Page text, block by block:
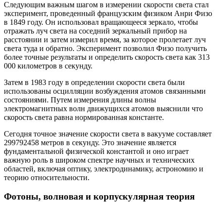
Следующим важным шагом в измерении скорости света стал
эксперимент, проведенный французским физиком Анри Физо
в 1849 году. Он использовал вращающееся зеркало, чтобы
отражать луч света на соседний зеркальный прибор на
расстоянии и затем измерил время, за которое пролетает луч
света туда и обратно. Эксперимент позволил Физо получить
более точные результаты и определить скорость света как 313
000 километров в секунду.
Затем в 1983 году в определении скорости света были
использованы осцилляции возбуждения атомов связанными
состояниями. Путем измерения длины волны
электромагнитных волн движущихся атомов выяснили что
скорость света равна нормированная константе.
Сегодня точное значение скорости света в вакууме составляет
299792458 метров в секунду. Это значение является
фундаментальной физической константой и оно играет
важную роль в широком спектре научных и технических
областей, включая оптику, электродинамику, астрономию и
теорию относительности.
Фотоны, волновая и корпускулярная теория